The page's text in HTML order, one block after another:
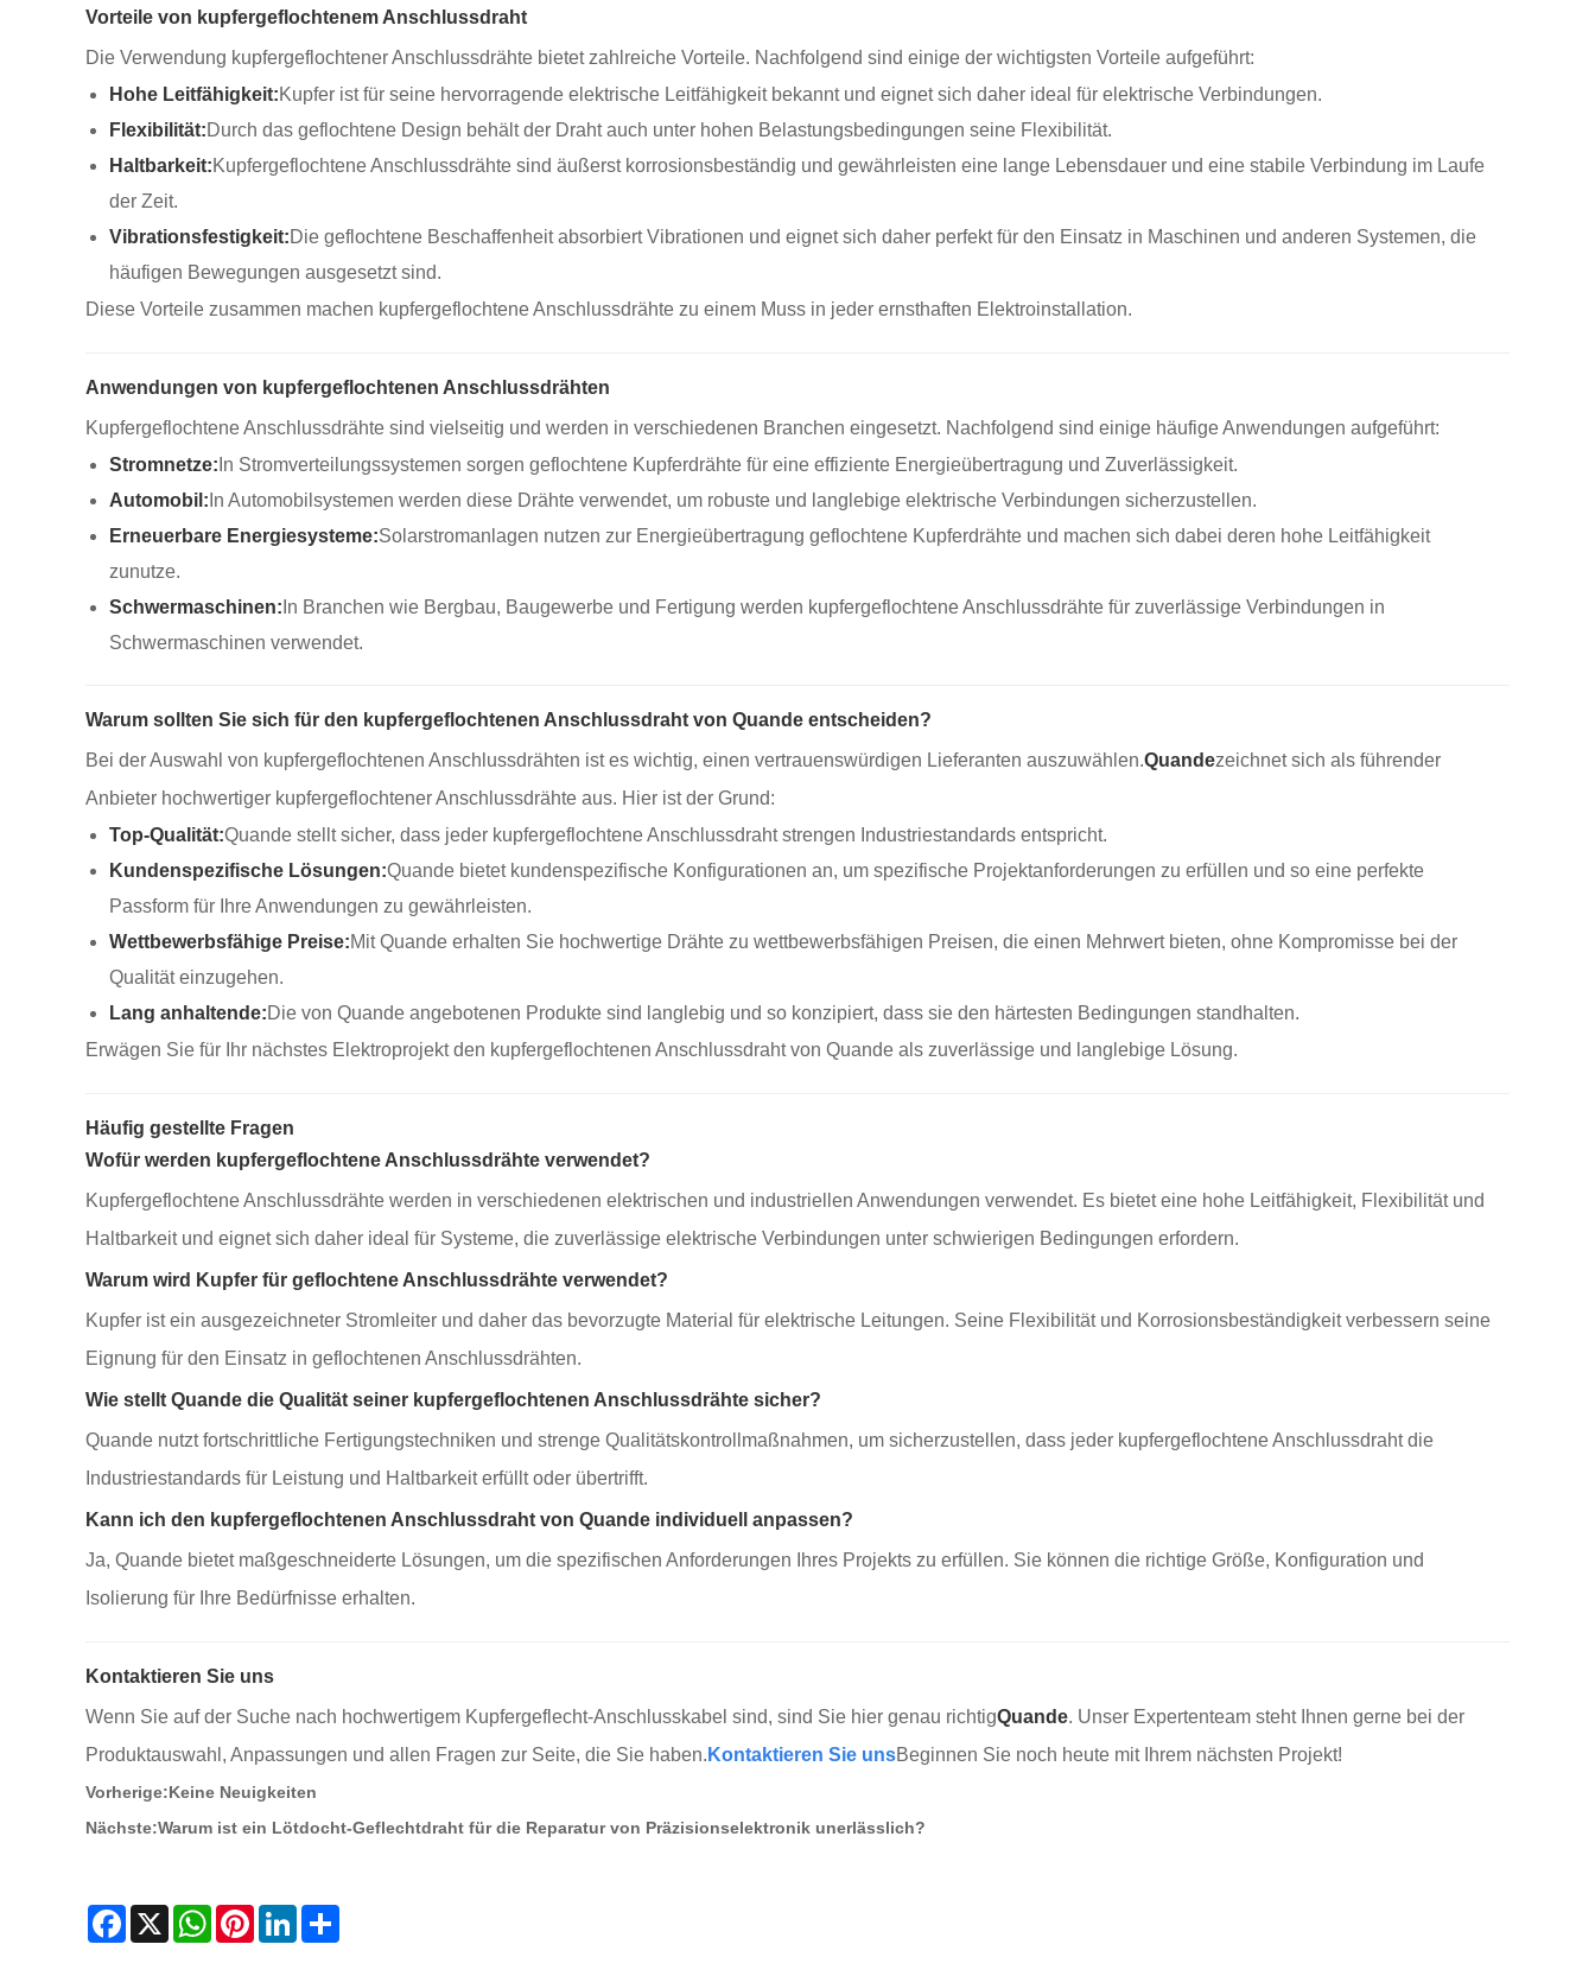
Vorteile von kupfergeflochtenem Anschlussdraht
Die Verwendung kupfergeflochtener Anschlussdrähte bietet zahlreiche Vorteile. Nachfolgend sind einige der wichtigsten Vorteile aufgeführt:
Hohe Leitfähigkeit:Kupfer ist für seine hervorragende elektrische Leitfähigkeit bekannt und eignet sich daher ideal für elektrische Verbindungen.
Flexibilität:Durch das geflochtene Design behält der Draht auch unter hohen Belastungsbedingungen seine Flexibilität.
Haltbarkeit:Kupfergeflochtene Anschlussdrähte sind äußerst korrosionsbeständig und gewährleisten eine lange Lebensdauer und eine stabile Verbindung im Laufe
der Zeit.
Vibrationsfestigkeit:Die geflochtene Beschaffenheit absorbiert Vibrationen und eignet sich daher perfekt für den Einsatz in Maschinen und anderen Systemen, die
häufigen Bewegungen ausgesetzt sind.
Diese Vorteile zusammen machen kupfergeflochtene Anschlussdrähte zu einem Muss in jeder ernsthaften Elektroinstallation.
Anwendungen von kupfergeflochtenen Anschlussdrähten
Kupfergeflochtene Anschlussdrähte sind vielseitig und werden in verschiedenen Branchen eingesetzt. Nachfolgend sind einige häufige Anwendungen aufgeführt:
Stromnetze: In Stromverteilungssystemen sorgen geflochtene Kupferdrähte für eine effiziente Energieübertragung und Zuverlässigkeit.
Automobil: In Automobilsystemen werden diese Drähte verwendet, um robuste und langlebige elektrische Verbindungen sicherzustellen.
Erneuerbare Energiesysteme:Solarstromanlagen nutzen zur Energieübertragung geflochtene Kupferdrähte und machen sich dabei deren hohe Leitfähigkeit
zunutze.
Schwermaschinen: In Branchen wie Bergbau, Baugewerbe und Fertigung werden kupfergeflochtene Anschlussdrähte für zuverlässige Verbindungen in
Schwermaschinen verwendet.
Warum sollten Sie sich für den kupfergeflochtenen Anschlussdraht von Quande entscheiden?
Bei der Auswahl von kupfergeflochtenen Anschlussdrähten ist es wichtig, einen vertrauenswürdigen Lieferanten auszuwählen.Quandezeichnet sich als führender
Anbieter hochwertiger kupfergeflochtener Anschlussdrähte aus. Hier ist der Grund:
Top-Qualität:Quande stellt sicher, dass jeder kupfergeflochtene Anschlussdraht strengen Industriestandards entspricht.
Kundenspezifische Lösungen:Quande bietet kundenspezifische Konfigurationen an, um spezifische Projektanforderungen zu erfüllen und so eine perfekte
Passform für Ihre Anwendungen zu gewährleisten.
Wettbewerbsfähige Preise:Mit Quande erhalten Sie hochwertige Drähte zu wettbewerbsfähigen Preisen, die einen Mehrwert bieten, ohne Kompromisse bei der
Qualität einzugehen.
Lang anhaltende:Die von Quande angebotenen Produkte sind langlebig und so konzipiert, dass sie den härtesten Bedingungen standhalten.
Erwägen Sie für Ihr nächstes Elektroprojekt den kupfergeflochtenen Anschlussdraht von Quande als zuverlässige und langlebige Lösung.
Häufig gestellte Fragen
Wofür werden kupfergeflochtene Anschlussdrähte verwendet?
Kupfergeflochtene Anschlussdrähte werden in verschiedenen elektrischen und industriellen Anwendungen verwendet. Es bietet eine hohe Leitfähigkeit, Flexibilität und
Haltbarkeit und eignet sich daher ideal für Systeme, die zuverlässige elektrische Verbindungen unter schwierigen Bedingungen erfordern.
Warum wird Kupfer für geflochtene Anschlussdrähte verwendet?
Kupfer ist ein ausgezeichneter Stromleiter und daher das bevorzugte Material für elektrische Leitungen. Seine Flexibilität und Korrosionsbeständigkeit verbessern seine
Eignung für den Einsatz in geflochtenen Anschlussdrähten.
Wie stellt Quande die Qualität seiner kupfergeflochtenen Anschlussdrähte sicher?
Quande nutzt fortschrittliche Fertigungstechniken und strenge Qualitätskontrollmaßnahmen, um sicherzustellen, dass jeder kupfergeflochtene Anschlussdraht die
Industriestandards für Leistung und Haltbarkeit erfüllt oder übertrifft.
Kann ich den kupfergeflochtenen Anschlussdraht von Quande individuell anpassen?
Ja, Quande bietet maßgeschneiderte Lösungen, um die spezifischen Anforderungen Ihres Projekts zu erfüllen. Sie können die richtige Größe, Konfiguration und
Isolierung für Ihre Bedürfnisse erhalten.
Kontaktieren Sie uns
Wenn Sie auf der Suche nach hochwertigem Kupfergeflecht-Anschlusskabel sind, sind Sie hier genau richtigQuande. Unser Expertenteam steht Ihnen gerne bei der
Produktauswahl, Anpassungen und allen Fragen zur Seite, die Sie haben. Kontaktieren Sie unsBeginnen Sie noch heute mit Ihrem nächsten Projekt!
Vorherige:Keine Neuigkeiten
Nächste:Warum ist ein Lötdocht-Geflechtdraht für die Reparatur von Präzisionselektronik unerlässlich?
Facebook
X WhatsAppPinterestLinkedIn